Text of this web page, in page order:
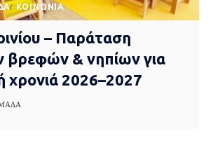
ΚΟΙΝΩΝΊΑ
– Παράταση
βρεφών & νηπίων για
χρονιά 2026–2027